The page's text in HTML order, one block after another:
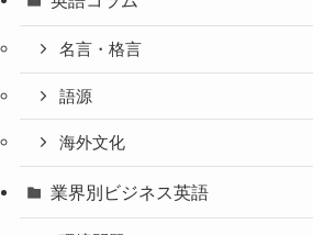
名言・格言
語源
海外文化
業界別ビジネス英語